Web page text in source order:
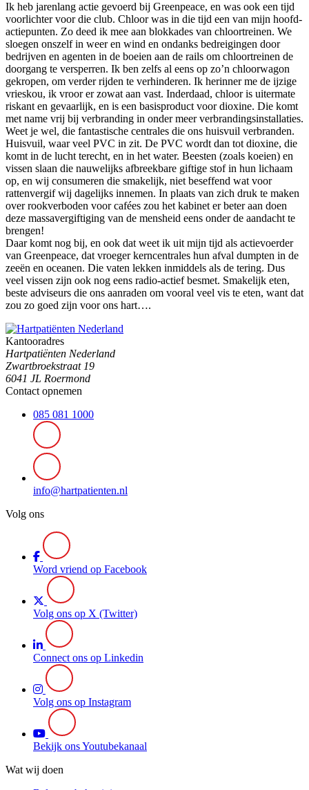
Ik heb jarenlang actie gevoerd bij Greenpeace, en was ook een tijd
voorlichter voor die club. Chloor was in die tijd een van mijn hoofd-
actiepunten. Zo deed ik mee aan blokkades van chloortreinen. We
sloegen onszelf in weer en wind en ondanks bedreigingen door
bedrijven en agenten in de boeien aan de rails om chloortreinen de
doorgang te versperren. Ik ben zelfs al eens op zo’n chloorwagon
gekropen, om verder rijden te verhinderen. Ik herinner me de ijzige
vrieskou, ik vroor er zowat aan vast. Inderdaad, chloor is uitermate
riskant en gevaarlijk, en is een basisproduct voor dioxine. Die komt
met name vrij bij verbranding in onder meer verbrandingsinstallaties.
Weet je wel, die fantastische centrales die ons huisvuil verbranden.
Huisvuil, waar veel PVC in zit. De PVC wordt dan tot dioxine, die
komt in de lucht terecht, en in het water. Beesten (zoals koeien) en
vissen slaan die nauwelijks afbreekbare giftige stof in hun lichaam
op, en wij consumeren die smakelijk, niet beseffend wat voor
rattenvergif wij dagelijks innemen. In plaats van zich druk te maken
over rookverboden voor cafées zou het kabinet er beter aan doen
deze massavergiftiging van de mensheid eens onder de aandacht te
brengen!
Daar komt nog bij, en ook dat weet ik uit mijn tijd als actievoerder
van Greenpeace, dat vroeger kerncentrales hun afval dumpten in de
zeeën en oceanen. Die vaten lekken inmiddels als de tering. Dus
veel vissen zijn ook nog eens radio-actief besmet. Smakelijk eten,
beste adviseurs die ons aanraden om vooral veel vis te eten, want dat
zou zo goed zijn voor ons hart….
Kantooradres
Hartpatiënten Nederland
Zwartbroekstraat 19
6041 JL Roermond
Contact opnemen
085 081 1000
info@hartpatienten.nl
Volg ons
Word vriend op Facebook
Volg ons op X (Twitter)
Connect ons op Linkedin
Volg ons op Instagram
Bekijk ons Youtubekanaal
Wat wij doen